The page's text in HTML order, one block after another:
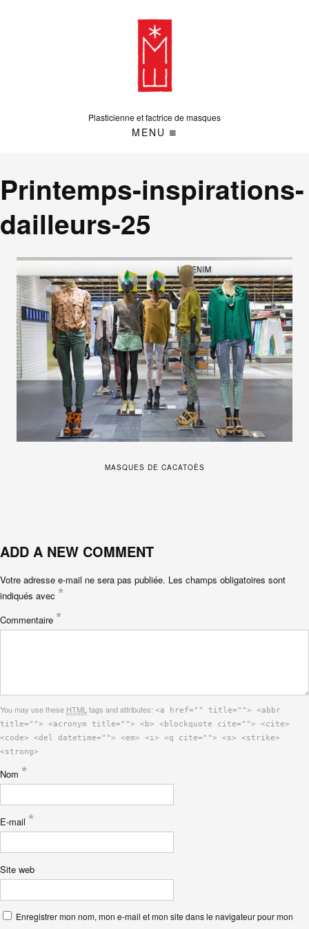
Plasticienne et factrice de masques
MENU
Printemps-inspirations-
dailleurs-25
MASQUES DE CACATOÈS
ADD A NEW COMMENT
Votre adresse e-mail ne sera pas publiée. Les champs obligatoires sont
indiqués avec *
Commentaire *
You may use these HTML tags and attributes: <a href="" title=""> <abbr
title=""> <acronym title=""> <b> <blockquote cite=""> <cite>
<code> <del datetime=""> <em> <i> <q cite=""> <s> <strike>
<strong>
Nom *
E-mail *
Site web
Enregistrer mon nom, mon e-mail et mon site dans le navigateur pour mon